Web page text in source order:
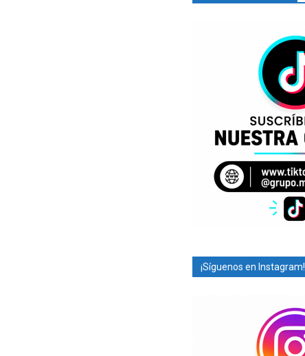
¡Síguenos en Instagram!